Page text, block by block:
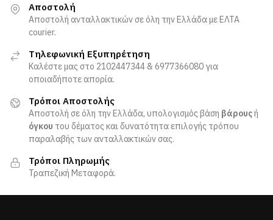
Αποστολή
Αποστολή ανταλλακτικών σε όλη την Ελλάδα με ΕΛΤΑ
courier.
Τηλεφωνική Εξυπηρέτηση
Καλέστε μας στο 2102447344 & 6977366080 για
οποιαδήποτε απορία.
Τρόποι Αποστολής
Αποστολή σε όλη την Ελλάδα, υπολογισμός βάση βάρουςή
όγκου του δέματος και δυνατότητα επιλογής τρόπου
παραλαβής των ανταλλακτικών σας.
Τρόποι Πληρωμής
Τραπεζική Μεταφορά.